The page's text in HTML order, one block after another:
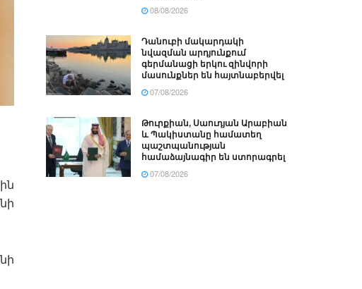
08/08/2026
Դանուբի մակարդակի
նվազման արդյունքում
գերմանացի երկու զինվորի
մասունքներ են հայտնաբերվել
07/08/2026
Թուրքիան, Սաուդյան Արաբիան
և Պակիստանը համատեղ
պաշտպանության
համաձայնագիր են ստորագրել
07/08/2026